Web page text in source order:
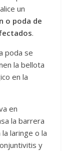
un
o poda de
.
poda se
la bellota
en la
en
la barrera
laringe o la
y